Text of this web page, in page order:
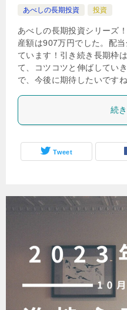
あべしの長期投資 投資
あべしの長期投資シリーズ
産額は907万円でした。配
ています！引き続き長期枠
て、コツコツと伸ばしてい
で、今後に期待したいですね
続
Tweet